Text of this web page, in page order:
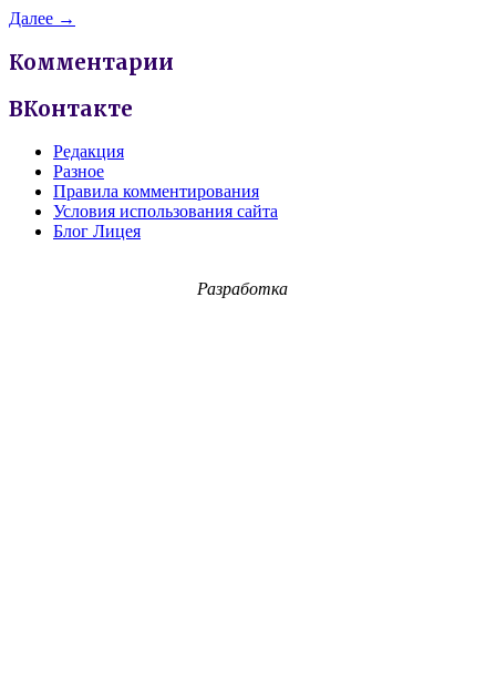
Далее →
Комментарии
ВКонтакте
Редакция
Разное
Правила комментирования
Условия использования сайта
Блог Лицея
Разработка